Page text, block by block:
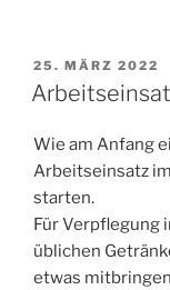
VERÖFFENTLICHT
AM
25. MÄRZ 2022
Wie am Anfang
Arbeitseinsatz
starten.
Für Verpflegung
üblichen
etwas